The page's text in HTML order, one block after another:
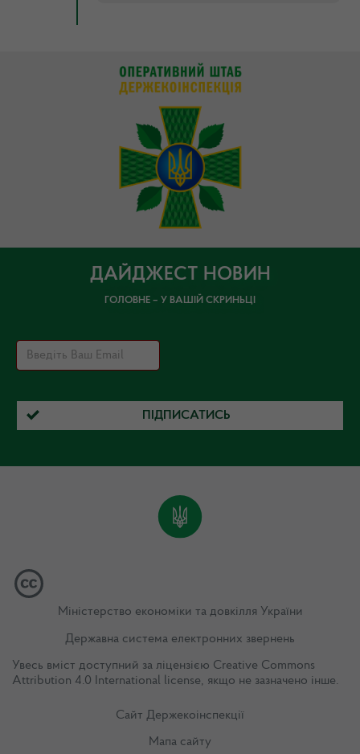
ДАЙДЖЕСТ НОВИН
ГОЛОВНЕ – У ВАШІЙ СКРИНЬЦІ
ПІДПИСАТИСЬ
Міністерство економіки та довкілля України
Державна система електронних звернень
Увесь вміст доступний за ліцензією Creative Commons
Attribution 4.0 International license, якщо не зазначено інше.
Сайт Держекоінспекції
Мапа сайту